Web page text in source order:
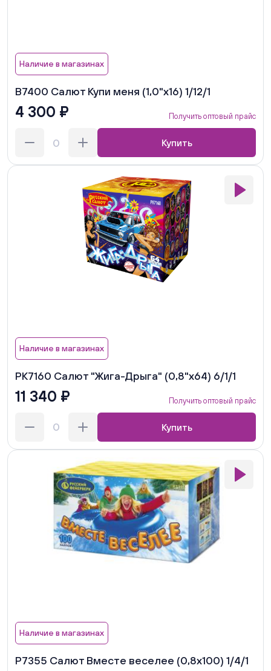
Наличие в магазинах
В7400 Салют Купи меня (1,0"х16) 1/12/1
4 300 ₽ Получить оптовый прайс
Купить
Наличие в магазинах
РК7160 Салют "Жига-Дрыга" (0,8"х64) 6/1/1
11 340 ₽ Получить оптовый прайс
Купить
Наличие в магазинах
Р7355 Салют Вместе веселее (0,8х100) 1/4/1